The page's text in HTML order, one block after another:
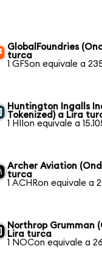
GlobalFoundries
turca
1 GFSon equivale a
Huntington Ingalls
Tokenized) a Lira
1 HIIon equivale a
Archer Aviation
turca
1 ACHRon equivale a
Northrop Grumman
Lira turca
1 NOCon equivale a